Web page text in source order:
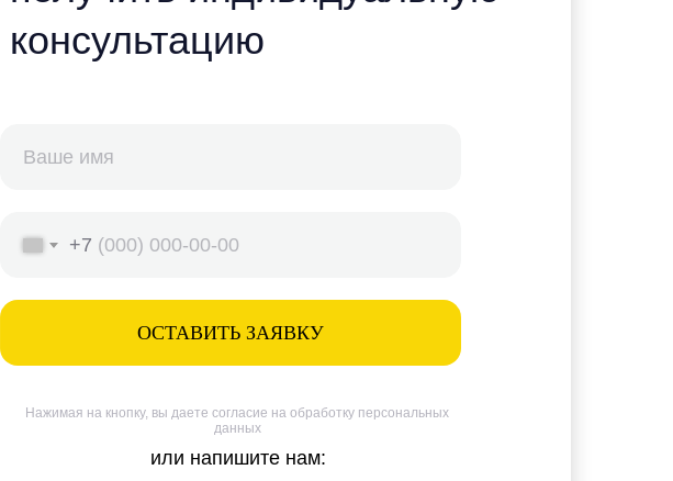
или напишите нам:
Нажимая на кнопку, вы даете согласие на обработку персональных
данных
+7
ОСТАВИТЬ ЗАЯВКУ
консультацию